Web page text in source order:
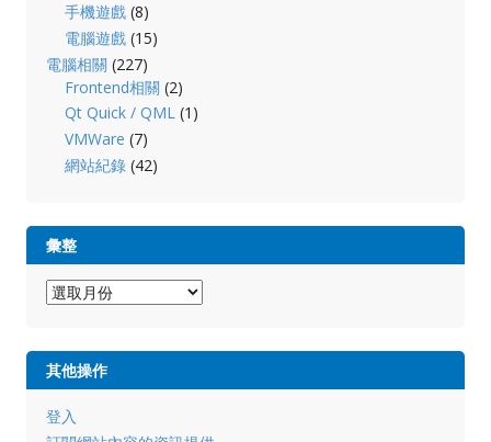
手機遊戲 (8)
電腦遊戲 (15)
電腦相關 (227)
Frontend相關 (2)
Qt Quick / QML (1)
VMWare (7)
網站紀錄 (42)
彙整
其他操作
登入